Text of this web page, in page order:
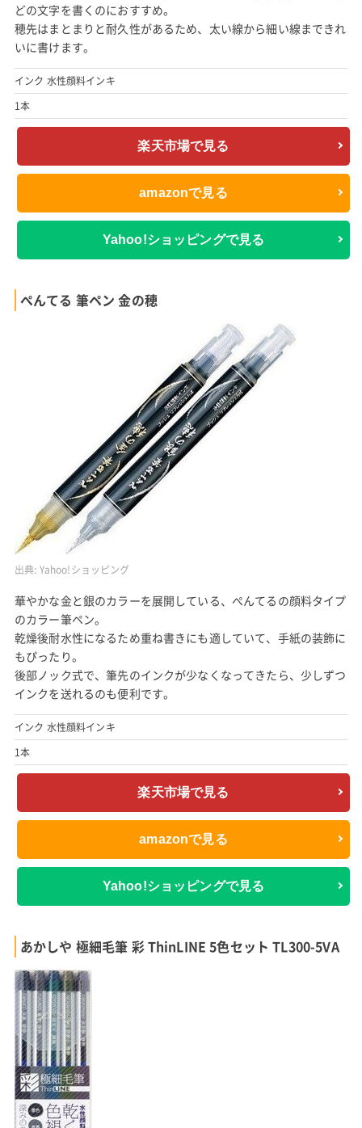
どの文字を書くのにおすすめ。
穂先はまとまりと耐久性があるため、太い線から細い線まできれ
いに書けます。
インク 水性顔料インキ
1本
楽天市場で見る
amazonで見る
Yahoo!ショッピングで見る
ぺんてる 筆ペン 金の穂
出典: Yahoo!ショッピング
華やかな金と銀のカラーを展開している、ぺんてるの顔料タイプ
のカラー筆ペン。
乾燥後耐水性になるため重ね書きにも適していて、手紙の装飾に
もぴったり。
後部ノック式で、筆先のインクが少なくなってきたら、少しずつ
インクを送れるのも便利です。
インク 水性顔料インキ
1本
楽天市場で見る
amazonで見る
Yahoo!ショッピングで見る
あかしや 極細毛筆 彩 ThinLINE 5色セット TL300-5VA